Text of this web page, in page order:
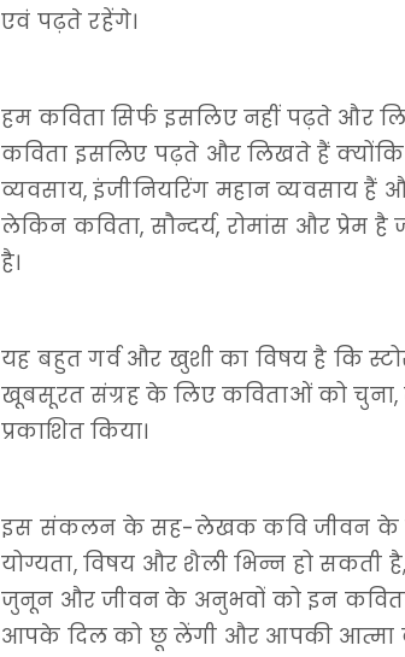
एवं पढ़ते रहेंगे।
हम कविता सिर्फ इसलिए नहीं पढ़ते और
कविता इसलिए पढ़ते और लिखते हैं
व्यवसाय, इंजीनियरिंग महान व्यवसाय
लेकिन कविता, सौन्दर्य, रोमांस और
है।
यह बहुत गर्व और खुशी का विषय है कि
खूबसूरत संग्रह के लिए कविताओं को चुना,
प्रकाशित किया।
इस संकलन के सह-लेखक कवि जीवन के
योग्यता, विषय और शैली भिन्न हो
जुनून और जीवन के अनुभवों को इन
आपके दिल को छू लेंगी और आपकी आत्मा